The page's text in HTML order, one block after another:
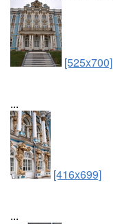
[525x700]
...
[416x699]
...